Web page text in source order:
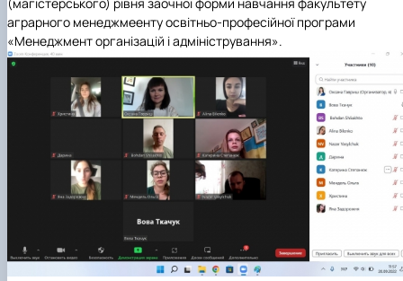
(магістерського) рівня заочної форми навчання факультету
аграрного менеджмеенту освітньо-професійної програми
«Менеджмент організацій і адміністрування».